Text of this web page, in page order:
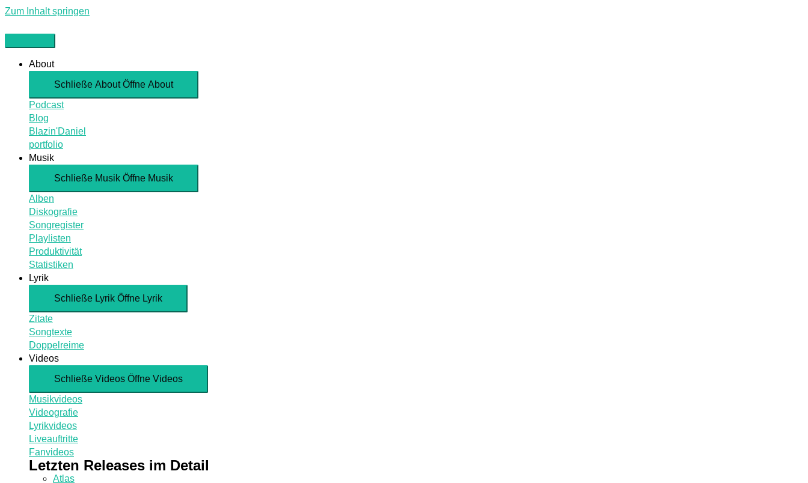
Zum Inhalt springen
About
Schließe About Öffne About
Podcast
Blog
Blazin'Daniel
portfolio
Musik
Schließe Musik Öffne Musik
Alben
Diskografie
Songregister
Playlisten
Produktivität
Statistiken
Lyrik
Schließe Lyrik Öffne Lyrik
Zitate
Songtexte
Doppelreime
Videos
Schließe Videos Öffne Videos
Musikvideos
Videografie
Lyrikvideos
Liveauftritte
Fanvideos
Letzten Releases im Detail
Atlas